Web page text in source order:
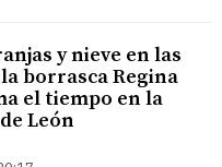
y nieve en las
borrasca Regina
el tiempo en la
León